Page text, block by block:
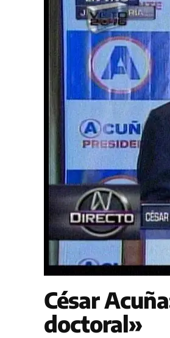
César
doctoral»